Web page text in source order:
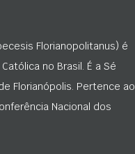
Florianopolitanus) é
no Brasil. É a Sé
Florianópolis. Pertence ao
Nacional dos